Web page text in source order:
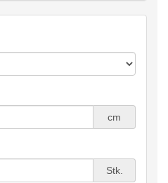
cm
Stk.